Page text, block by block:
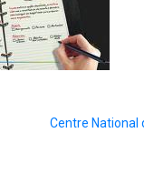
Centre National